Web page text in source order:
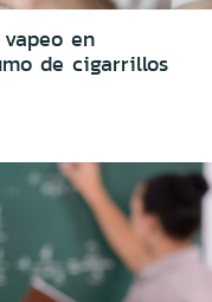
en
de cigarrillos